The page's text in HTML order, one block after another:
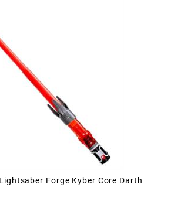
Forge Kyber Core Darth